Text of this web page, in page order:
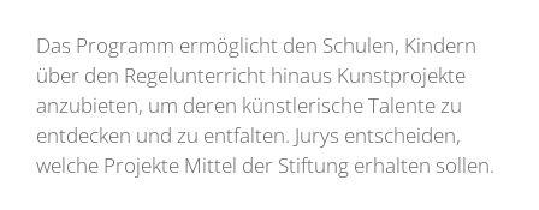
Das Programm ermöglicht den Schulen, Kindern
über den Regelunterricht hinaus Kunstprojekte
anzubieten, um deren künstlerische Talente zu
entdecken und zu entfalten. Jurys entscheiden,
welche Projekte Mittel der Stiftung erhalten sollen.